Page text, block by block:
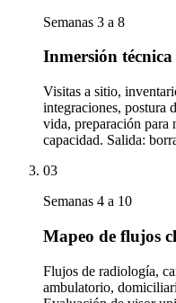
Semanas 3 a 8
Inmersión
Visitas a sitio,
integraciones, postura
vida, preparación para
capacidad. Salida:
03
Semanas 4 a 10
Mapeo de flujos
Flujos de radiología,
ambulatorio,